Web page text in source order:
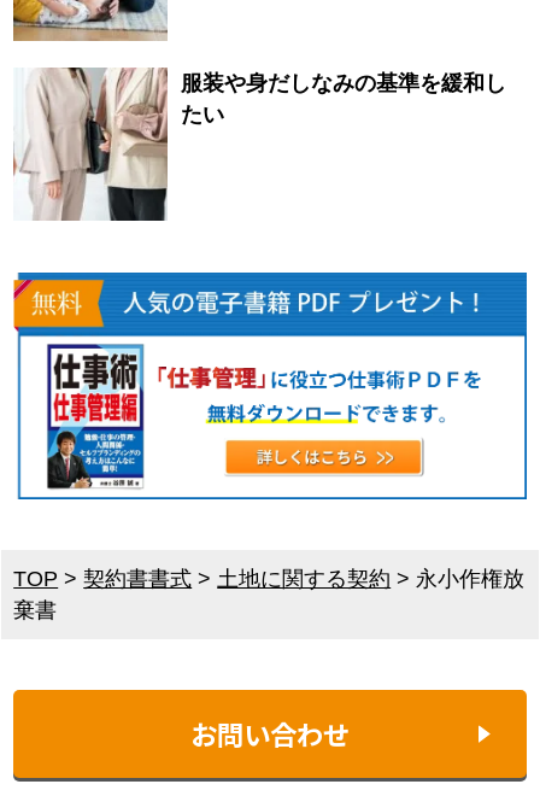
服装や身だしなみの基準を緩和し
たい
TOP >契約書書式 > 土地に関する契約 > 永小作権放
棄書
お問い合わせ